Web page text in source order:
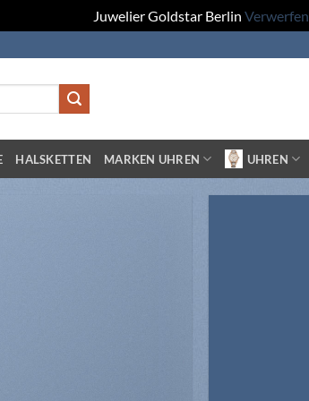
Juwelier Goldstar Berlin Verwerfen
HALSKETTEN MARKEN UHREN UHREN